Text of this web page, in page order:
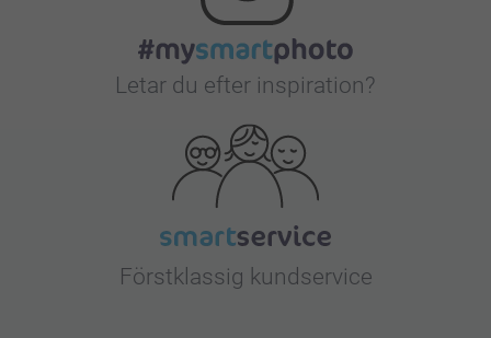
Letar du efter inspiration?
Förstklassig kundservice